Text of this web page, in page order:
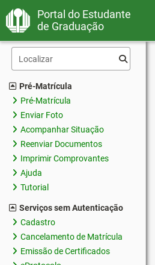
Portal do Estudante
de Graduação
Pré-Matrícula
Pré-Matrícula
Enviar Foto
Acompanhar Situação
Reenviar Documentos
Imprimir Comprovantes
Ajuda
Tutorial
Serviços sem Autenticação
Cadastro
Cancelamento de Matrícula
Emissão de Certificados